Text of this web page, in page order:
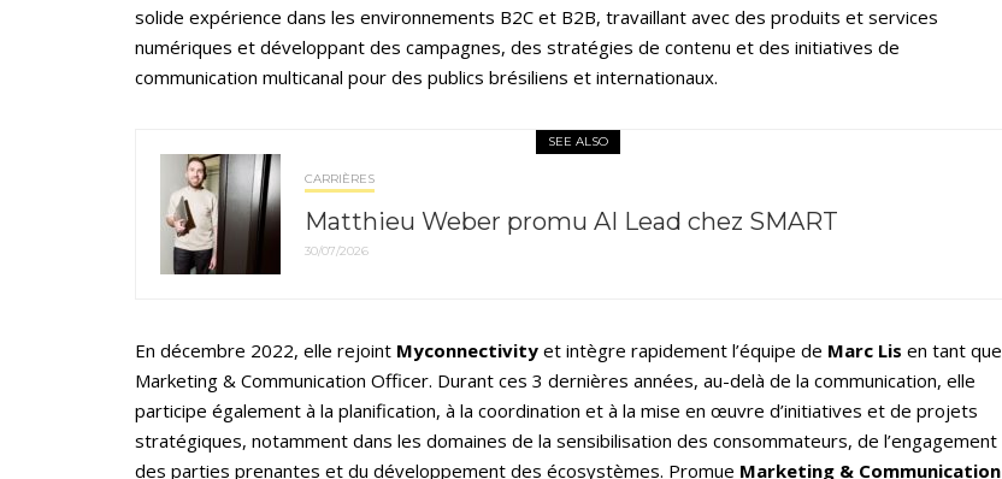
solide expérience dans les environnements B2C et B2B, travaillant avec des produits et services
numériques et développant des campagnes, des stratégies de contenu et des initiatives de
communication multicanal pour des publics brésiliens et internationaux.
SEE ALSO
CARRIÈRES
Matthieu Weber promu AI Lead chez SMART
30/07/2026
En décembre 2022, elle rejoint Myconnectivity et intègre rapidement l’équipe de Marc Lis en tant que
Marketing & Communication Officer. Durant ces 3 dernières années, au-delà de la communication, elle
participe également à la planification, à la coordination et à la mise en œuvre d’initiatives et de projets
stratégiques, notamment dans les domaines de la sensibilisation des consommateurs, de l’engagement
des parties prenantes et du développement des écosystèmes. Promue Marketing & Communication